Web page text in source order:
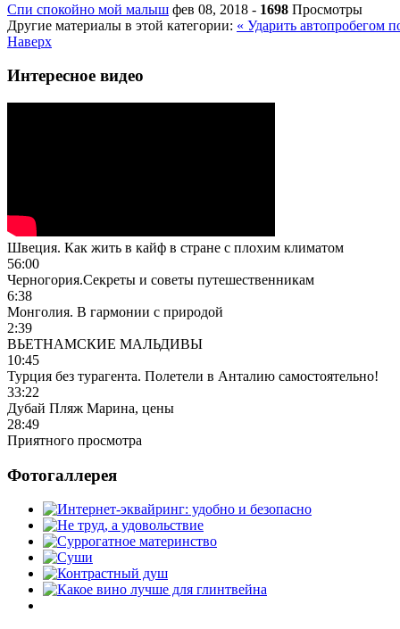
Спи спокойно мой малыш фев 08, 2018 - 1698 Просмотры
Другие материалы в этой категории: « Ударить автопробегом
Наверх
Интересное видео
Швеция. Как жить в кайф в стране с плохим климатом
56:00
Черногория.Секреты и советы путешественникам
6:38
Монголия. В гармонии с природой
2:39
ВЬЕТНАМСКИЕ МАЛЬДИВЫ
10:45
Турция без турагента. Полетели в Анталию самостоятельно!
33:22
Дубай Пляж Марина, цены
28:49
Приятного просмотра
Фотогаллерея